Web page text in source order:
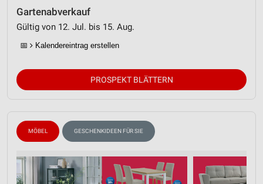
Gartenabverkauf
Gültig von 12. Jul. bis 15. Aug.
📅 Kalendereintrag erstellen
PROSPEKT BLÄTTERN
MÖBEL GESCHENKIDEEN FÜR SIE